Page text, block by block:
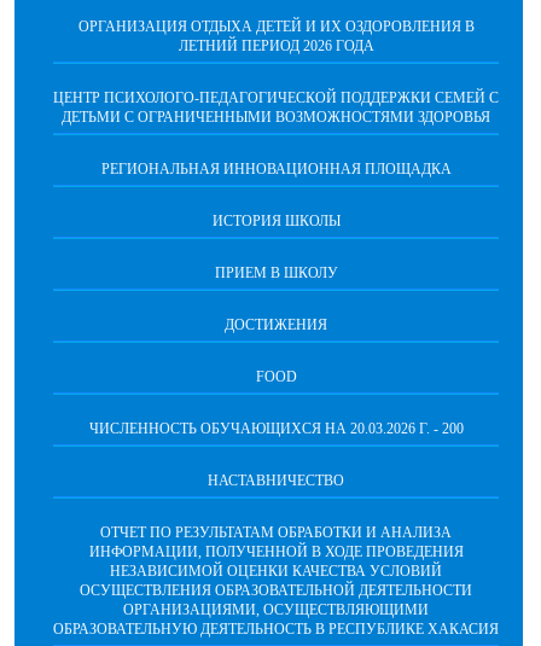
ОРГАНИЗАЦИЯ ОТДЫХА ДЕТЕЙ И ИХ ОЗДОРОВЛЕНИЯ В
ЛЕТНИЙ ПЕРИОД 2026 ГОДА
ЦЕНТР ПСИХОЛОГО-ПЕДАГОГИЧЕСКОЙ ПОДДЕРЖКИ СЕМЕЙ С
ДЕТЬМИ С ОГРАНИЧЕННЫМИ ВОЗМОЖНОСТЯМИ ЗДОРОВЬЯ
РЕГИОНАЛЬНАЯ ИННОВАЦИОННАЯ ПЛОЩАДКА
ИСТОРИЯ ШКОЛЫ
ПРИЕМ В ШКОЛУ
ДОСТИЖЕНИЯ
FOOD
ЧИСЛЕННОСТЬ ОБУЧАЮЩИХСЯ НА 20.03.2026 Г. - 200
НАСТАВНИЧЕСТВО
ОТЧЕТ ПО РЕЗУЛЬТАТАМ ОБРАБОТКИ И АНАЛИЗА
ИНФОРМАЦИИ, ПОЛУЧЕННОЙ В ХОДЕ ПРОВЕДЕНИЯ
НЕЗАВИСИМОЙ ОЦЕНКИ КАЧЕСТВА УСЛОВИЙ
ОСУЩЕСТВЛЕНИЯ ОБРАЗОВАТЕЛЬНОЙ ДЕЯТЕЛЬНОСТИ
ОРГАНИЗАЦИЯМИ, ОСУЩЕСТВЛЯЮЩИМИ
ОБРАЗОВАТЕЛЬНУЮ ДЕЯТЕЛЬНОСТЬ В РЕСПУБЛИКЕ ХАКАСИЯ